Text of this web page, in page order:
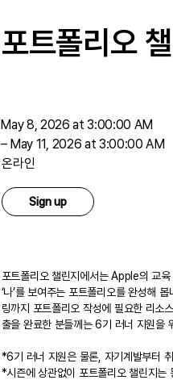
포트폴리오
May 8, 2026 at 3:00:00 AM
– May 11, 2026 at 3:00:00 AM
온라인
Sign up
포트폴리오 챌린지에서는 Apple의 교
‘나’를 보여주는 포트폴리오를 완성해
링까지 포트폴리오 작성에 필요한 리소
출을 완료한 분들께는 6기 러너 지원을
*6기 러너 지원은 물론, 자기계발부터
*시즌에 상관없이 포트폴리오 챌린지는